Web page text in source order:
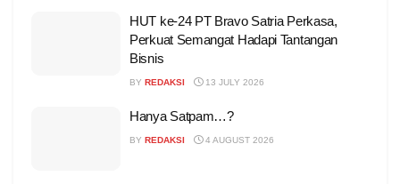
HUT ke-24 PT Bravo Satria Perkasa,
Perkuat Semangat Hadapi Tantangan
Bisnis
BY REDAKSI 13 JULY 2026
Hanya Satpam…?
BY REDAKSI 4 AUGUST 2026